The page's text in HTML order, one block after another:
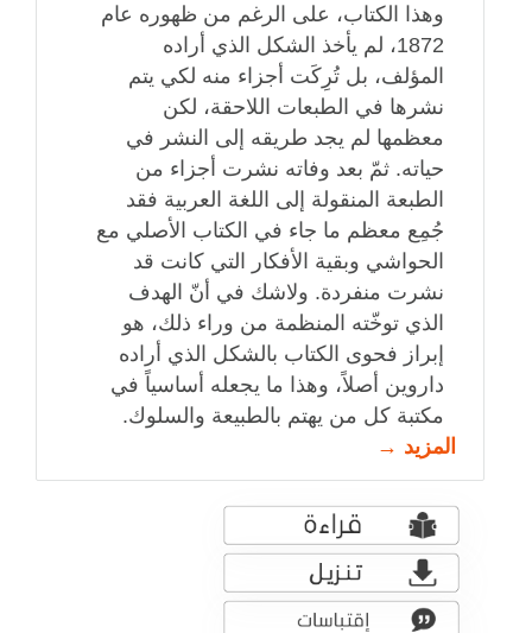
وهذا الكتاب، على الرغم من ظهوره عام
1872، لم يأخذ الشكل الذي أراده
المؤلف، بل تُرِكَت أجزاء منه لكي يتم
نشرها في الطبعات اللاحقة، لكن
معظمها لم يجد طريقه إلى النشر في
حياته. ثمّ بعد وفاته نشرت أجزاء من
الطبعة المنقولة إلى اللغة العربية فقد
جُمِع معظم ما جاء في الكتاب الأصلي مع
الحواشي وبقية الأفكار التي كانت قد
نشرت منفردة. ولاشك في أنّ الهدف
الذي توخّته المنظمة من وراء ذلك، هو
إبراز فحوى الكتاب بالشكل الذي أراده
داروين أصلاً، وهذا ما يجعله أساسياً في
مكتبة كل من يهتم بالطبيعة والسلوك.
المزيد →